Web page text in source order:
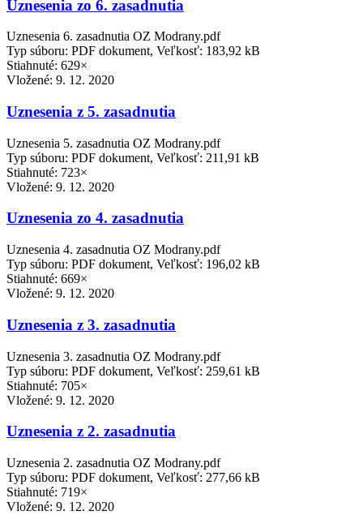
Uznesenia zo 6. zasadnutia
Uznesenia 6. zasadnutia OZ Modrany.pdf
Typ súboru: PDF dokument, Veľkosť: 183,92 kB
Stiahnuté: 629×
Vložené: 9. 12. 2020
Uznesenia z 5. zasadnutia
Uznesenia 5. zasadnutia OZ Modrany.pdf
Typ súboru: PDF dokument, Veľkosť: 211,91 kB
Stiahnuté: 723×
Vložené: 9. 12. 2020
Uznesenia zo 4. zasadnutia
Uznesenia 4. zasadnutia OZ Modrany.pdf
Typ súboru: PDF dokument, Veľkosť: 196,02 kB
Stiahnuté: 669×
Vložené: 9. 12. 2020
Uznesenia z 3. zasadnutia
Uznesenia 3. zasadnutia OZ Modrany.pdf
Typ súboru: PDF dokument, Veľkosť: 259,61 kB
Stiahnuté: 705×
Vložené: 9. 12. 2020
Uznesenia z 2. zasadnutia
Uznesenia 2. zasadnutia OZ Modrany.pdf
Typ súboru: PDF dokument, Veľkosť: 277,66 kB
Stiahnuté: 719×
Vložené: 9. 12. 2020